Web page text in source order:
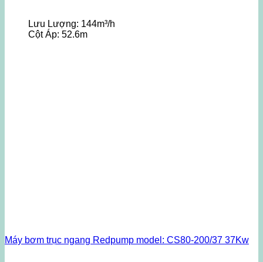
Lưu Lượng: 144m³/h
Cột Áp: 52.6m
Máy bơm trục ngang Redpump model: CS80-200/37 37Kw